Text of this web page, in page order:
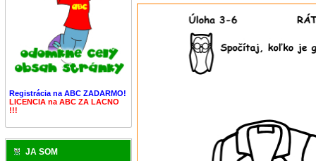
Registrácia na ABC ZADARMO!
LICENCIA na ABC ZA LACNO
!!!
JA SOM